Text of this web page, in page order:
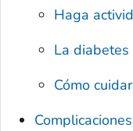
Haga
La
Cómo